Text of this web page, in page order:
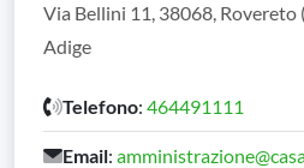
Via Bellini 11, 38068,
Adige
Telefono: 464491111
Email: